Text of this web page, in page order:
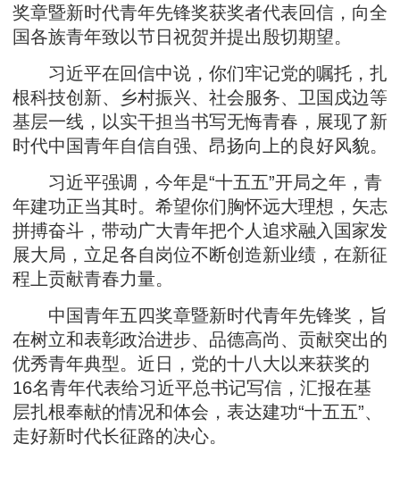
奖章暨新时代青年先锋奖获奖者代表回信，向全
国各族青年致以节日祝贺并提出殷切期望。
习近平在回信中说，你们牢记党的嘱托，扎
根科技创新、乡村振兴、社会服务、卫国戍边等
基层一线，以实干担当书写无悔青春，展现了新
时代中国青年自信自强、昂扬向上的良好风貌。
习近平强调，今年是“十五五”开局之年，青
年建功正当其时。希望你们胸怀远大理想，矢志
拼搏奋斗，带动广大青年把个人追求融入国家发
展大局，立足各自岗位不断创造新业绩，在新征
程上贡献青春力量。
中国青年五四奖章暨新时代青年先锋奖，旨
在树立和表彰政治进步、品德高尚、贡献突出的
优秀青年典型。近日，党的十八大以来获奖的
16名青年代表给习近平总书记写信，汇报在基
层扎根奉献的情况和体会，表达建功“十五五”、
走好新时代长征路的决心。